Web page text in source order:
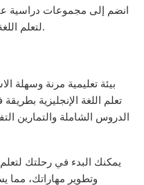
انضم إلى مجموعات دراسية
لتعلم اللغة من خلال الممارسة المنتظمة.
تعلم اللغة الإنجليزية
الدروس الشاملة والتمارين
وتطوير مهاراتك،